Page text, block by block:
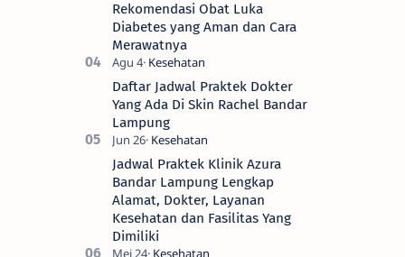
Rekomendasi Obat Luka
Diabetes yang Aman dan Cara
Merawatnya
Daftar Jadwal Praktek Dokter
Yang Ada Di Skin Rachel Bandar
Lampung
Jadwal Praktek Klinik Azura
Bandar Lampung Lengkap
Alamat, Dokter, Layanan
Kesehatan dan Fasilitas Yang
Dimiliki